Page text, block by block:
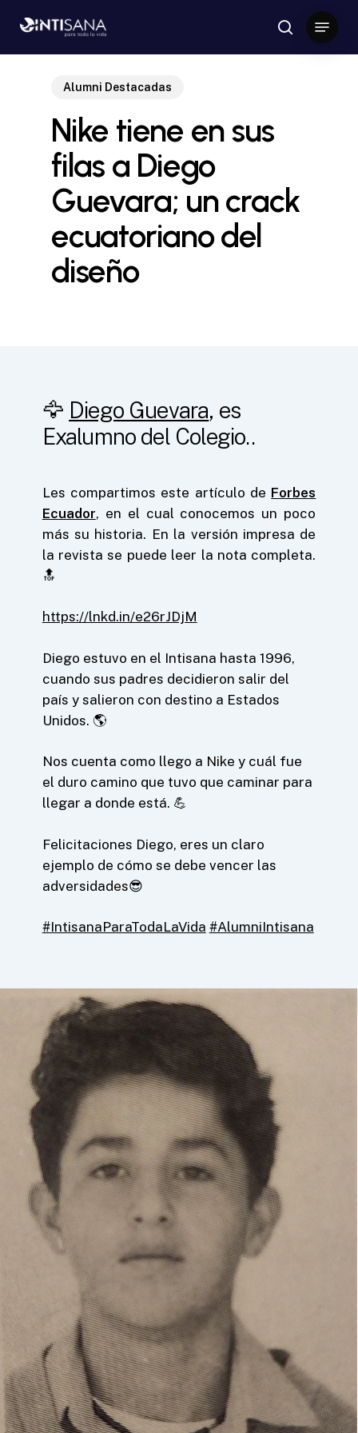
main
search
Menu
Alumni Destacadas
Nike tiene en sus
filas a Diego
Guevara; un crack
ecuatoriano del
diseño
🦅 Diego Guevara, es
Exalumno del Colegio..
Les compartimos este artículo de Forbes
Ecuador, en el cual conocemos un poco
más su historia. En la versión impresa de
la revista se puede leer la nota completa.
🔝
https://lnkd.in/e26rJDjM
Diego estuvo en el Intisana hasta 1996,
cuando sus padres decidieron salir del
país y salieron con destino a Estados
Unidos. 🌎
Nos cuenta como llego a Nike y cuál fue
el duro camino que tuvo que caminar para
llegar a donde está. 💪
Felicitaciones Diego, eres un claro
ejemplo de cómo se debe vencer las
adversidades😎
#IntisanaParaTodaLaVida #AlumniIntisana
Close